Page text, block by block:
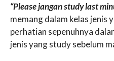
“Please jangan study last
memang dalam kelas jenis
perhatian sepenuhnya
jenis yang study sebelum